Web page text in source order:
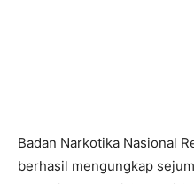
Badan Narkotika Nasional
berhasil mengungkap